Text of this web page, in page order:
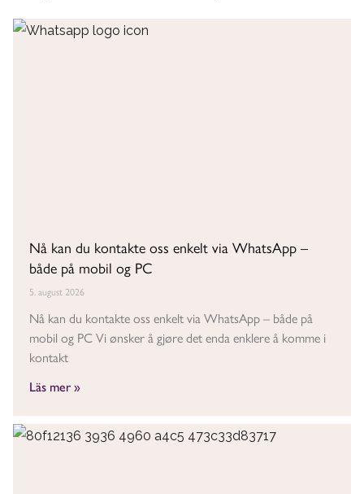
Nå kan du kontakte oss enkelt via WhatsApp –
både på mobil og PC
5. august 2026
Nå kan du kontakte oss enkelt via WhatsApp – både på
mobil og PC Vi ønsker å gjøre det enda enklere å komme i
kontakt
Läs mer »